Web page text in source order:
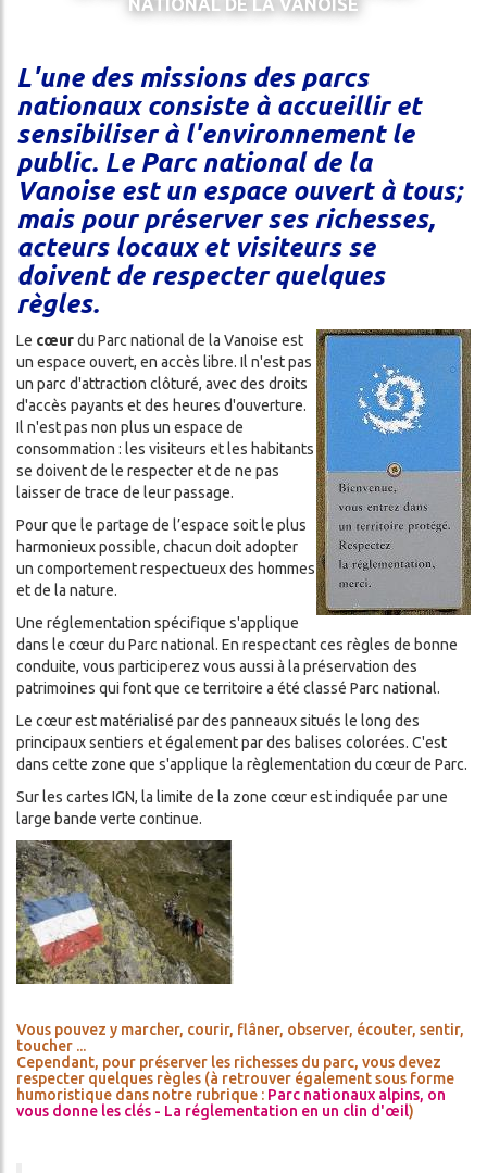
CONDITIONS
GÉNÉRALES
DE
VENTE
NATIONAL DE LA VANOISE
L'une des missions des parcs
nationaux consiste à accueillir et
sensibiliser à l'environnement le
public. Le Parc national de la
Vanoise est un espace ouvert à tous;
mais pour préserver ses richesses,
acteurs locaux et visiteurs se
doivent de respecter quelques
règles.
Le cœurdu Parc national de la Vanoise est
un espace ouvert, en accès libre. Il n'est pas
un parc d'attraction clôturé, avec des droits
d'accès payants et des heures d'ouverture.
Il n'est pas non plus un espace de
consommation : les visiteurs et les habitants
se doivent de le respecter et de ne pas
laisser de trace de leur passage.
Pour que le partage de l’espace soit le plus
harmonieux possible, chacun doit adopter
un comportement respectueux des hommes
et de la nature.
Une réglementation spécifique s'applique
dans le cœur du Parc national. En respectant ces règles de bonne
conduite, vous participerez vous aussi à la préservation des
patrimoines qui font que ce territoire a été classé Parc national.
Le cœur est matérialisé par des panneaux situés le long des
principaux sentiers et également par des balises colorées. C'est
dans cette zone que s'applique la règlementation du cœur de Parc.
Sur les cartes IGN, la limite de la zone cœur est indiquée par une
large bande verte continue.
Vous pouvez y marcher, courir, flâner, observer, écouter, sentir,
toucher ...
Cependant, pour préserver les richesses du parc, vous devez
respecter quelques règles (à retrouver également sous forme
humoristique dans notre rubrique : Parc nationaux alpins, on
vous donne les clés - La réglementation en un clin d'œil)